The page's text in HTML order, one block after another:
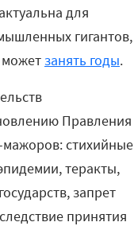
для
гигантов,
может занять годы.
Правления
стихийные
теракты,
запрет
принятия